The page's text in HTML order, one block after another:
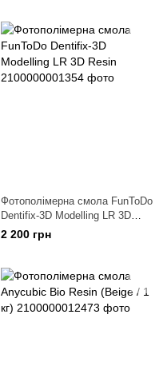
Фотополімерна смола FunToDo
Dentifix-3D Modelling LR 3D
Resin
2 200 грн